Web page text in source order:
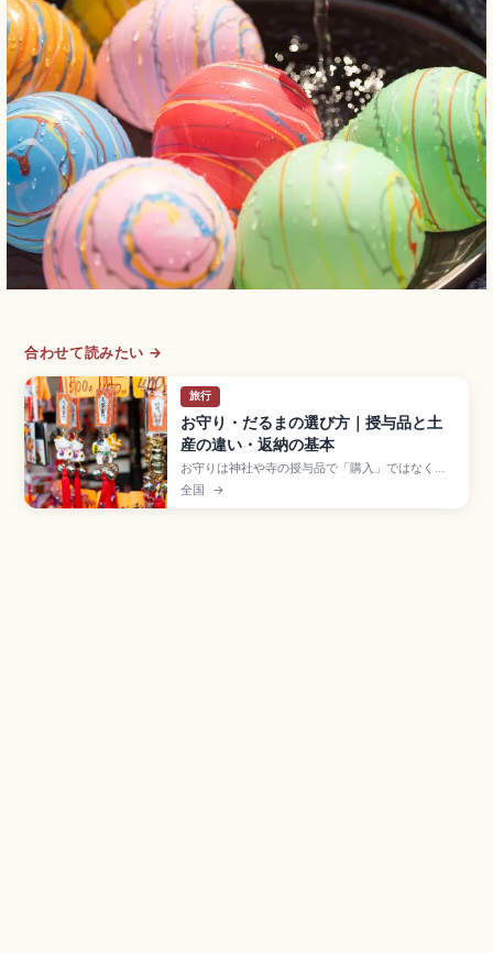
合わせて読みたい →
旅行
お守り・だるまの選び方｜授与品と土
産の違い・返納の基本
お守りは神社や寺の授与品で「購入」ではなく
「授かる」と表現する。初穂料は500〜1,000円
が目安。古くなったお守りは1年を目安に新しく受
全国 →